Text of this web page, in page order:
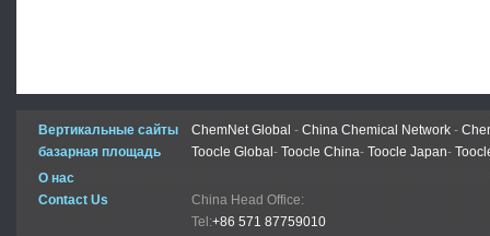
Вертикальные сайты ChemNet Global - China Chemical Network -
базарная площадь
Toocle Global - Toocle China- Toocle Japan-
О нас
Contact Us
China Head Office:
Tel:+86 571 87759010